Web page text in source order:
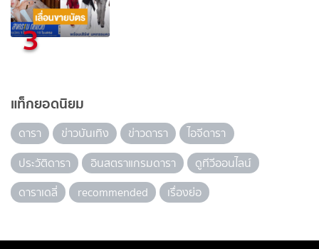
3
แท็กยอดนิยม
ดารา ข่าวบันเทิง ข่าวดารา
ไอจีดารา
ประวัติดารา
อินสตราแกรมดารา
ดูทีวีออนไลน์
ดาราเดลี่
recommended เรื่องย่อ